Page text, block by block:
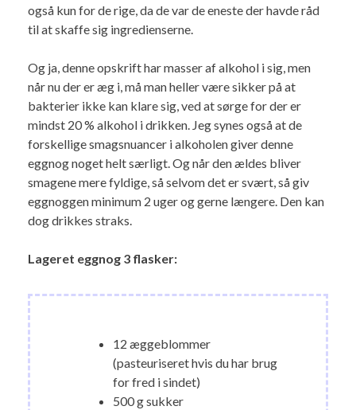
også kun for de rige, da de var de eneste der havde råd
til at skaffe sig ingredienserne.
Og ja, denne opskrift har masser af alkohol i sig, men
når nu der er æg i, må man heller være sikker på at
bakterier ikke kan klare sig, ved at sørge for der er
mindst 20 % alkohol i drikken. Jeg synes også at de
forskellige smagsnuancer i alkoholen giver denne
eggnog noget helt særligt. Og når den ældes bliver
smagene mere fyldige, så selvom det er svært, så giv
eggnoggen minimum 2 uger og gerne længere. Den kan
dog drikkes straks.
Lageret eggnog 3 flasker:
12 æggeblommer
(pasteuriseret hvis du har brug
for fred i sindet)
500 g sukker